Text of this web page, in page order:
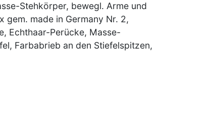
Stehkörper, bewegl. Arme und
gem. made in Germany Nr. 2,
Echthaar-Perücke, Masse-
Farbabrieb an den Stiefelspitzen,